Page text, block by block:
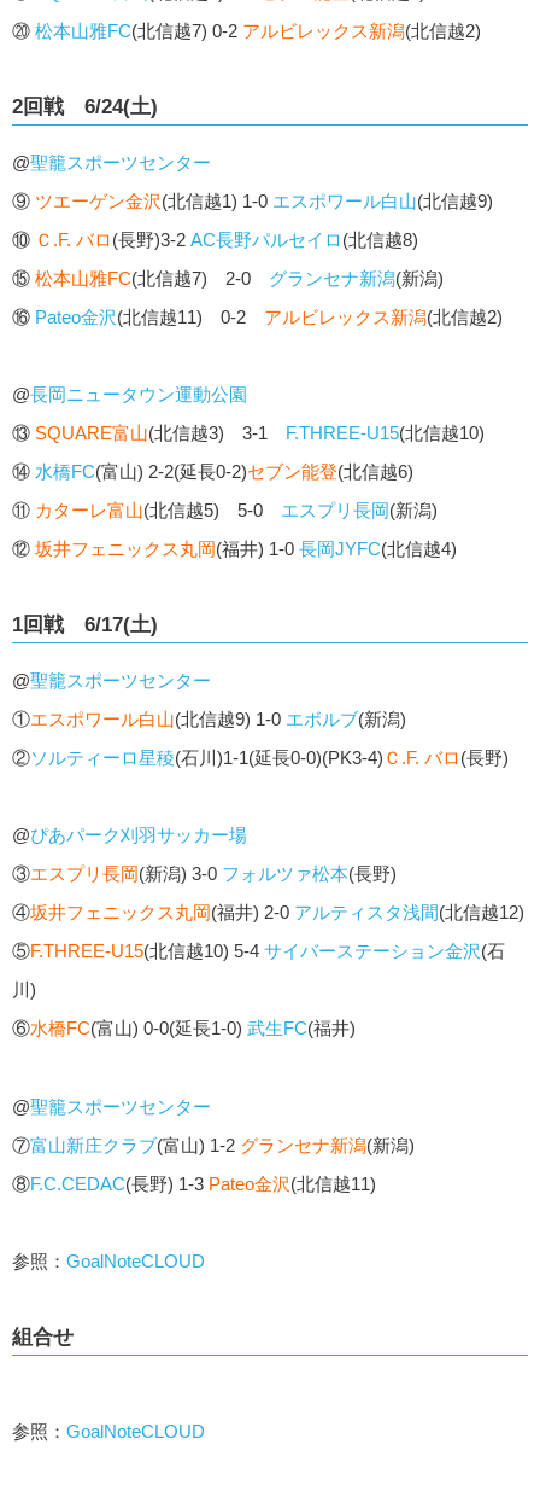
⑳ 松本山雅FC(北信越7) 0-2 アルビレックス新潟(北信越2)
2回戦 6/24(土)
@聖籠スポーツセンター
⑨ ツエーゲン金沢(北信越1) 1-0 エスポワール白山(北信越9)
⑩ Ｃ.F. バロ(長野)3-2 AC長野パルセイロ(北信越8)
⑮ 松本山雅FC(北信越7) 2-0 グランセナ新潟(新潟)
⑯ Pateo金沢(北信越11) 0-2 アルビレックス新潟(北信越2)
@長岡ニュータウン運動公園
⑬ SQUARE富山(北信越3) 3-1 F.THREE-U15(北信越10)
⑭ 水橋FC(富山) 2-2(延長0-2)セブン能登(北信越6)
⑪ カターレ富山(北信越5) 5-0 エスプリ長岡(新潟)
⑫ 坂井フェニックス丸岡(福井) 1-0 長岡JYFC(北信越4)
1回戦 6/17(土)
@聖籠スポーツセンター
①エスポワール白山(北信越9) 1-0 エボルブ(新潟)
②ソルティーロ星稜(石川)1-1(延長0-0)(PK3-4) Ｃ.F. バロ(長野)
@ぴあパーク刈羽サッカー場
③エスプリ長岡(新潟) 3-0 フォルツァ松本(長野)
④坂井フェニックス丸岡(福井) 2-0 アルティスタ浅間(北信越12)
⑤F.THREE-U15(北信越10) 5-4 サイバーステーション金沢(石
川)
⑥水橋FC(富山) 0-0(延長1-0) 武生FC(福井)
@聖籠スポーツセンター
⑦富山新庄クラブ(富山) 1-2 グランセナ新潟(新潟)
⑧F.C.CEDAC(長野) 1-3 Pateo金沢(北信越11)
参照： GoalNoteCLOUD
組合せ
参照： GoalNoteCLOUD